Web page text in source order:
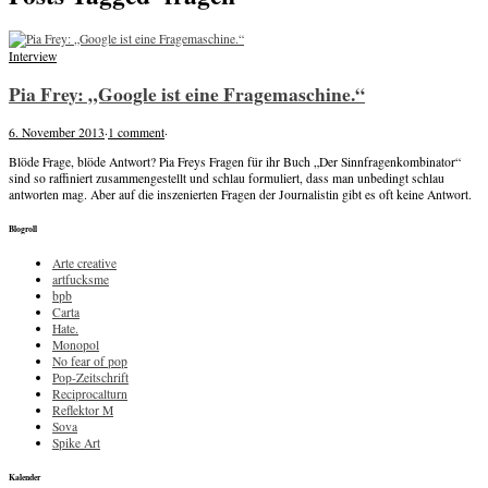
Interview
Pia Frey: „Google ist eine Fragemaschine.“
6. November 2013·1 comment·
Blöde Frage, blöde Antwort? Pia Freys Fragen für ihr Buch „Der Sinnfragenkombinator“
sind so raffiniert zusammengestellt und schlau formuliert, dass man unbedingt schlau
antworten mag. Aber auf die inszenierten Fragen der Journalistin gibt es oft keine Antwort.
Blogroll
Arte creative
artfucksme
bpb
Carta
Hate.
Monopol
No fear of pop
Pop-Zeitschrift
Reciprocalturn
Reflektor M
Sova
Spike Art
Kalender